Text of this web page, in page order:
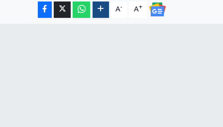
A- A+